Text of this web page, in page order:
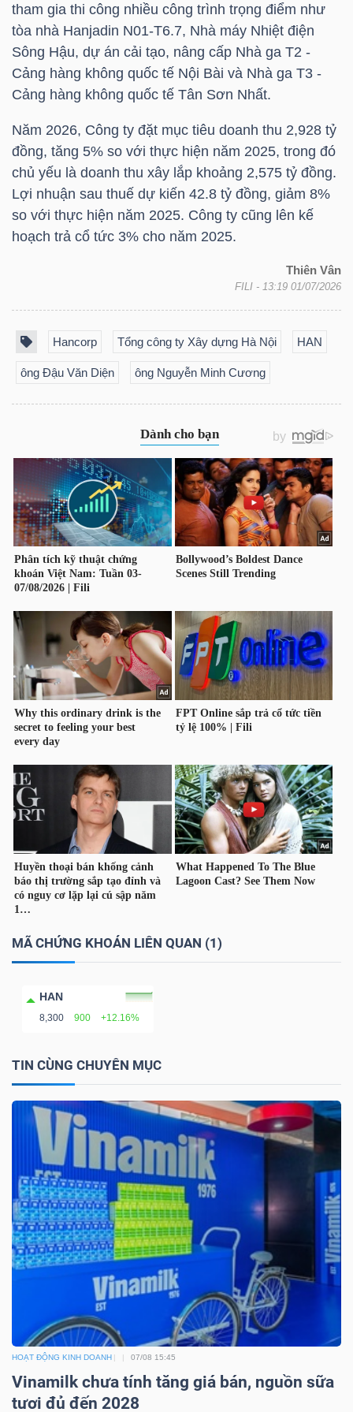
tham gia thi công nhiều công trình trọng điểm như
tòa nhà Hanjadin N01-T6.7, Nhà máy Nhiệt điện
Sông Hậu, dự án cải tạo, nâng cấp Nhà ga T2 -
Cảng hàng không quốc tế Nội Bài và Nhà ga T3 -
Cảng hàng không quốc tế Tân Sơn Nhất.
Năm 2026, Công ty đặt mục tiêu doanh thu 2,928 tỷ
đồng, tăng 5% so với thực hiện năm 2025, trong đó
chủ yếu là doanh thu xây lắp khoảng 2,575 tỷ đồng.
Lợi nhuận sau thuế dự kiến 42.8 tỷ đồng, giảm 8%
so với thực hiện năm 2025. Công ty cũng lên kế
hoạch trả cổ tức 3% cho năm 2025.
Thiên Vân
FILI - 13:19 01/07/2026
Hancorp Tổng công ty Xây dựng Hà Nội HAN
ông Đậu Văn Diện ông Nguyễn Minh Cương
MÃ CHỨNG KHOÁN LIÊN QUAN (1)
HAN
8,300 900 +12.16%
TIN CÙNG CHUYÊN MỤC
HOẠT ĐỘNG KINH DOANH 07/08 15:45
Vinamilk chưa tính tăng giá bán, nguồn sữa
tươi đủ đến 2028
NGÀNH
DOANH
NGHIỆP
PHIẾU
SINH
CÔNG
CỤ
ĐẦU
TƯ
TRUY
XUẤT
DỮ
LIỆU
Ngành
(-)
VS-
NGUYÊN
LIỆU
CÔNG
NGHIỆP
TIÊU
DÙNG
KHÔNG
THIẾT